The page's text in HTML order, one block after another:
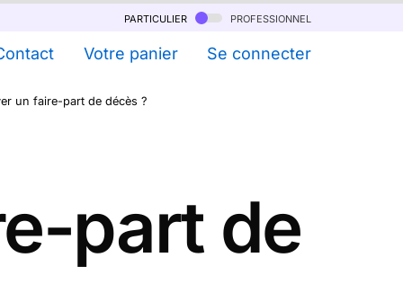
particulier professionnel
Votre panier Se connecter
un faire-part de décès ?
part de